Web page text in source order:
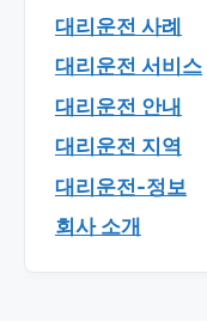
대리운전 사례
대리운전 서비스
대리운전 안내
대리운전 지역
대리운전-정보
회사 소개